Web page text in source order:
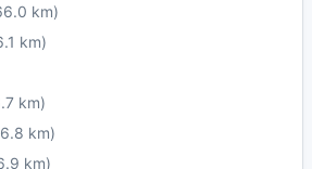
km)
km)
km)
km)
km)